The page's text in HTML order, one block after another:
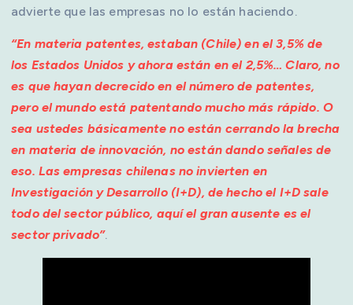
advierte que las empresas no lo están haciendo.
“En materia patentes, estaban (Chile) en el 3,5% de
los Estados Unidos y ahora están en el 2,5%… Claro, no
es que hayan decrecido en el número de patentes,
pero el mundo está patentando mucho más rápido. O
sea ustedes básicamente no están cerrando la brecha
en materia de innovación, no están dando señales de
eso. Las empresas chilenas no invierten en
Investigación y Desarrollo (I+D), de hecho el I+D sale
todo del sector público, aquí el gran ausente es el
sector privado”.